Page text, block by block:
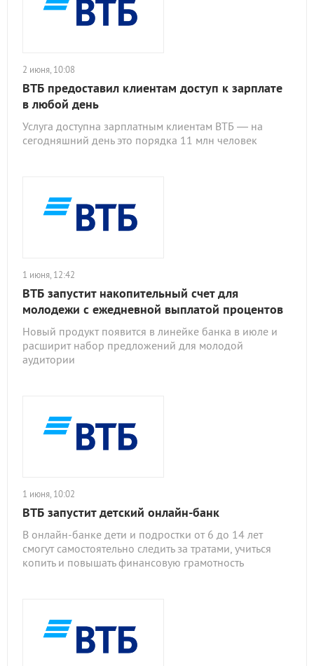
2 июня, 10:08
ВТБ предоставил клиентам доступ к зарплате
в любой день
Услуга доступна зарплатным клиентам ВТБ — на
сегодняшний день это порядка 11 млн человек
1 июня, 12:42
ВТБ запустит накопительный счет для
молодежи с ежедневной выплатой процентов
Новый продукт появится в линейке банка в июле и
расширит набор предложений для молодой
аудитории
1 июня, 10:02
ВТБ запустит детский онлайн-банк
В онлайн-банке дети и подростки от 6 до 14 лет
смогут самостоятельно следить за тратами, учиться
копить и повышать финансовую грамотность